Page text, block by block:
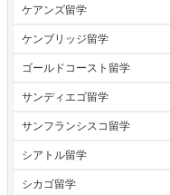
ケアンズ留学
ケンブリッジ留学
ゴールドコースト留学
サンディエゴ留学
サンフランシスコ留学
シアトル留学
シカゴ留学